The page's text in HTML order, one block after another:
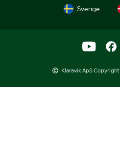
Sverige
Klaravik ApS Copyright